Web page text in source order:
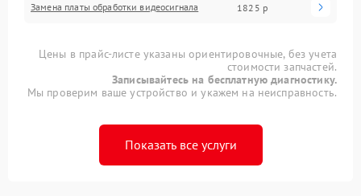
Замена платы обработки видеосигнала 1825 р
Цены в прайс-листе указаны ориентировочные, без учета
стоимости запчастей.
Записывайтесь на бесплатную диагностику.
Мы проверим ваше устройство и укажем на неисправность.
Показать все услуги